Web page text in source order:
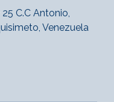
C.C Antonio,
Venezuela